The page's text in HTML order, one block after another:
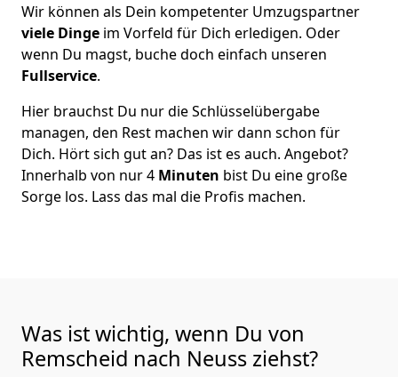
Wir können als Dein kompetenter Umzugspartner
viele Dinge im Vorfeld für Dich erledigen. Oder
wenn Du magst, buche doch einfach unseren
Fullservice.
Hier brauchst Du nur die Schlüsselübergabe
managen, den Rest machen wir dann schon für
Dich. Hört sich gut an? Das ist es auch. Angebot?
Innerhalb von nur 4 Minuten bist Du eine große
Sorge los. Lass das mal die Profis machen.
Was ist wichtig, wenn Du von
Remscheid nach Neuss ziehst?